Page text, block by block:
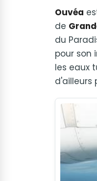
Ouvéa
de
du
pour son
les eaux
d'ailleurs